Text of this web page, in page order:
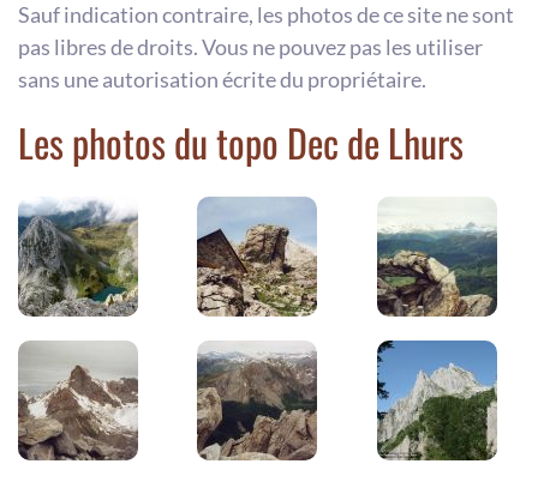
Sauf indication contraire, les photos de ce site ne sont
pas libres de droits. Vous ne pouvez pas les utiliser
sans une autorisation écrite du propriétaire.
Les photos du topo Dec de Lhurs